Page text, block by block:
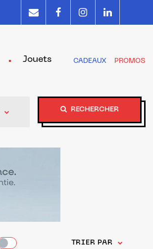
Jouets CADEAUX PROMOS
RECHERCHER
TRIER PAR